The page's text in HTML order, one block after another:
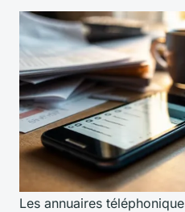
Les annuaires